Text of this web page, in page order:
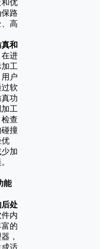
优
路
高
和
在进
工
户
软
功
工
查
撞
优
加
能
处
件内
的
，